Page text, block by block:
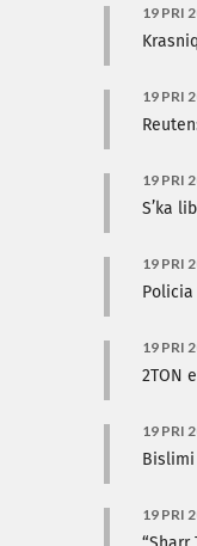
19 PRI
19 PRI
19 PRI
S’ka
19 PRI
19 PRI
2TON
19 PRI
19 PRI